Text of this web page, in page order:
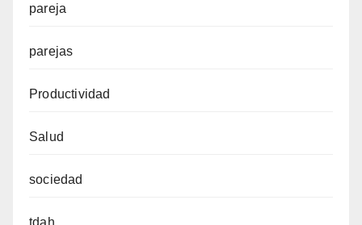
pareja
parejas
Productividad
Salud
sociedad